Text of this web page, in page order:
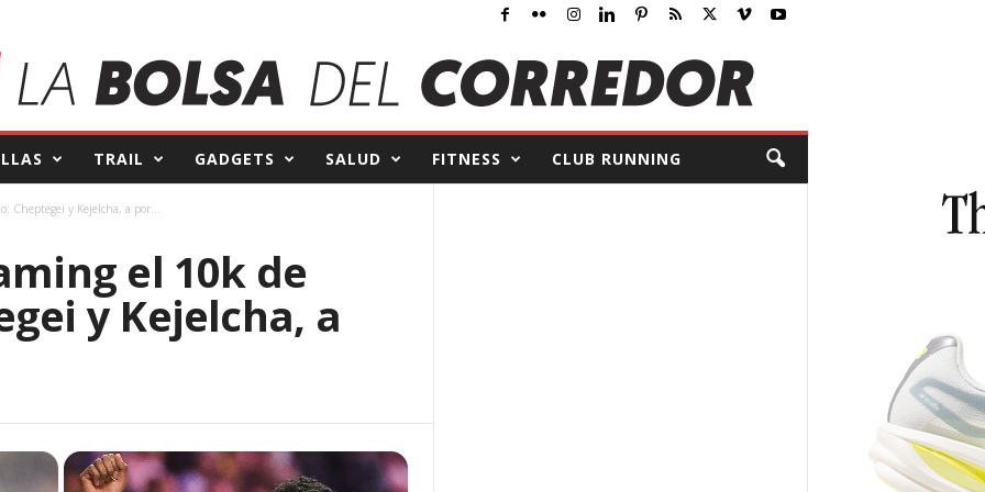
TRAIL GADGETS SALUD FITNESS CLUB RUNNING
Cheptegei y Kejelcha, a por...
el 10k de
y Kejelcha, a